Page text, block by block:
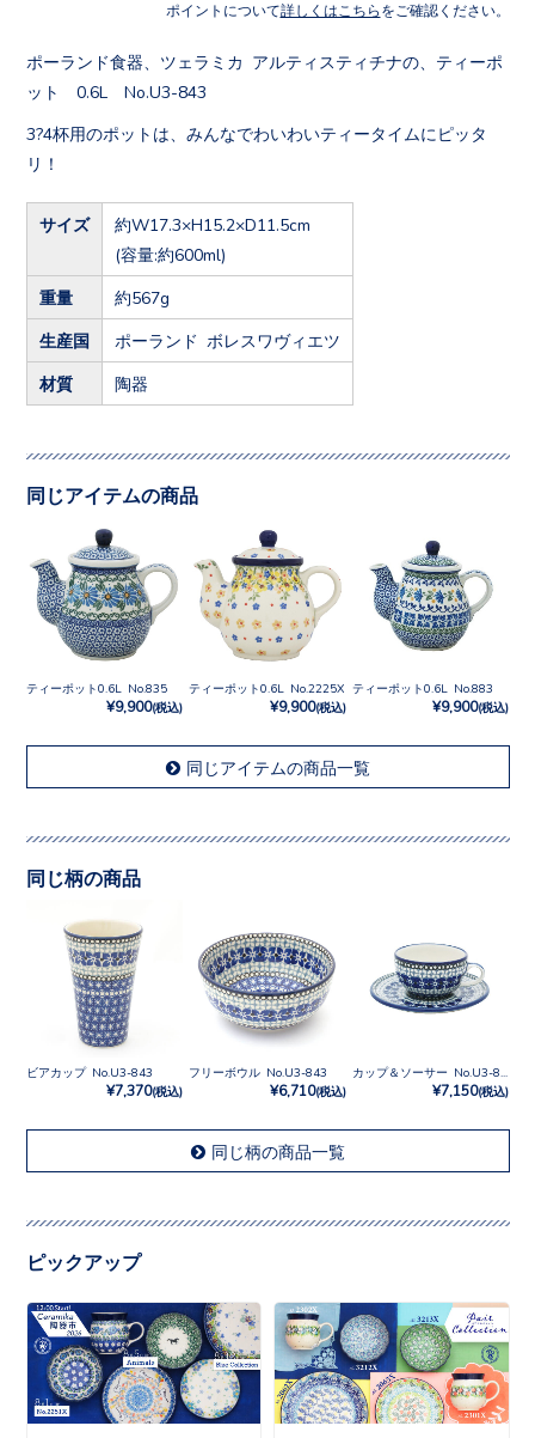
ポイントについて詳しくはこちら をご確認ください。
ポーランド食器、ツェラミカ アルティスティチナの、ティーポ
ット 0.6L No.U3-843
3?4杯用のポットは、みんなでわいわいティータイムにピッタ
リ！
サイズ
約W17.3×H15.2×D11.5cm
(容量:約600ml)
重量 約567g
生産国 ポーランド ボレスワヴィエツ
材質 陶器
同じアイテムの商品
ティーポット0.6L No.835
¥9,900(税込)
ティーポット0.6L No.2225X
¥9,900(税込)
ティーポット0.6L No.883
¥9,900(税込)
同じアイテムの商品一覧
同じ柄の商品
ビアカップ No.U3-843
¥7,370(税込)
フリーボウル No.U3-843
¥6,710(税込) ¥7,150(税込)
同じ柄の商品一覧
ピックアップ